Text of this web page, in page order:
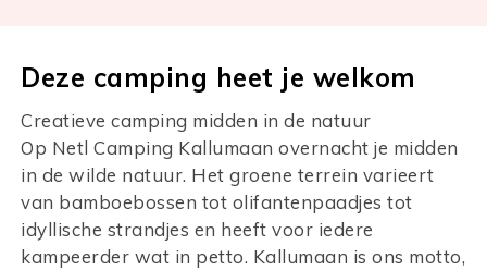
Deze camping heet je welkom
Creatieve camping midden in de natuur
Op Netl Camping Kallumaan overnacht je midden
in de wilde natuur. Het groene terrein varieert
van bamboebossen tot olifantenpaadjes tot
idyllische strandjes en heeft voor iedere
kampeerder wat in petto. Kallumaan is ons motto,